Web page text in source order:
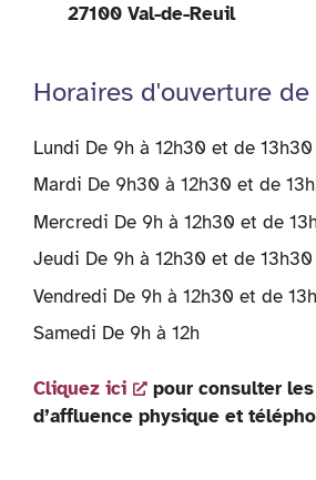
27100 Val-de-Reuil
Horaires d'ouverture
Lundi De 9h à 12h30 et de
Mardi De 9h30 à 12h30 et de
Mercredi De 9h à 12h30 et de
Jeudi De 9h à 12h30 et de
Vendredi De 9h à 12h30 et de
Samedi De 9h à 12h
Cliquez ici
pour consulter
d’affluence physique et